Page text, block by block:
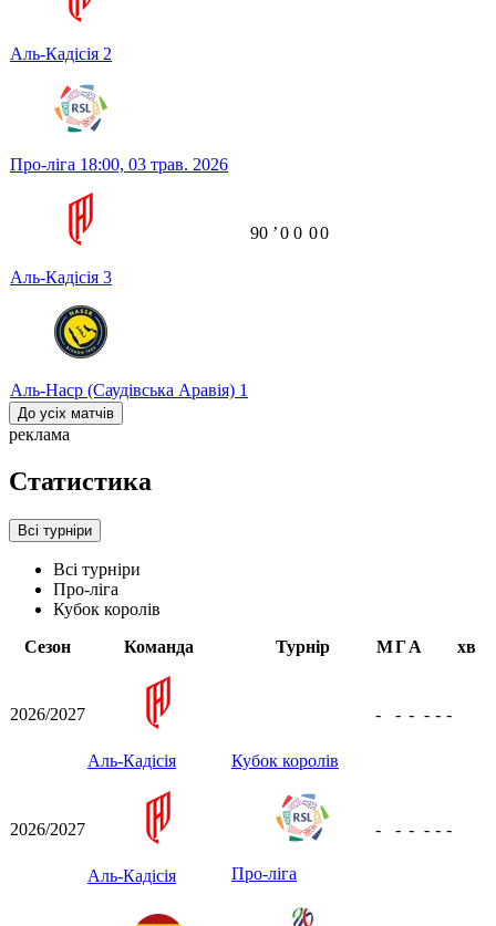
Аль-Кадісія 2
Про-ліга 18:00, 03 трав. 2026
Аль-Кадісія 3
Аль-Наср (Саудівська Аравія) 1
90 ʼ0 0 00
До усіх матчів
реклама
Статистика
Всі турніри
Всі турніри
Про-ліга
Кубок королів
Сезон
Команда Турнір МГА хв
2026/2027
Аль-Кадісія Кубок королів
- - - - - -
2026/2027
Аль-Кадісія Про-ліга
- - - - - -